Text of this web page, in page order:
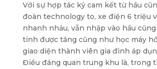
Với sự hợp tác ký cam kết từ hầu
đoàn technology to, xe điện 6 triệu
nhanh nhảu, vẫn nhập vào hầu
tính được tăng cũng như học máy
giao diện thành viên gia đình áp
Điều đáng quan trung khu là, trong